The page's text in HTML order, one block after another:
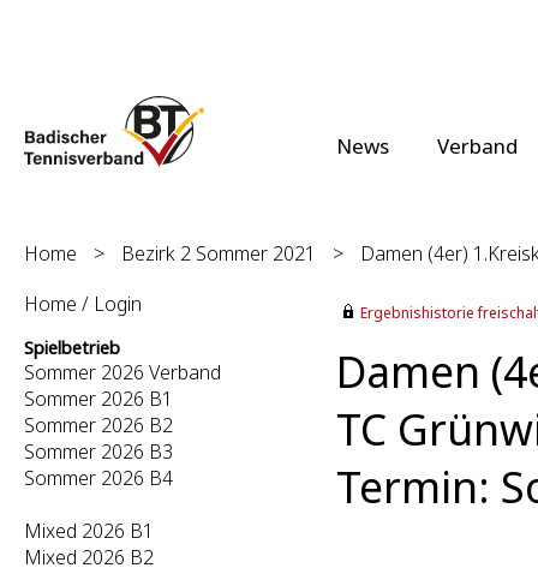
News Verband
Home > Bezirk 2 Sommer 2021 >
Damen (4er)
Home / Login
Spielbetrieb
Sommer 2026 Verband
Sommer 2026 B1
Sommer 2026 B2
Sommer 2026 B3
Sommer 2026 B4
Mixed 2026 B1
Mixed 2026 B2
Ergebnishistorie
Damen
TC
Termin: